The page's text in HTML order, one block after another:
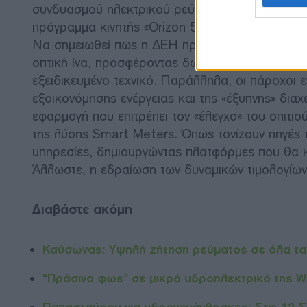
συνδυασμού ηλεκτρικού ρεύματος και κινητής
πρόγραμμα κινητής «Orizon 5GB» και το
Να σημειωθεί πως η ΔΕΗ προσφέρει τα
οπτική ίνα, προσφέροντας δωρεάν τέλος
εξειδικευμένο τεχνικό. Παράλληλα, οι
εξοικονόμησης ενέργειας και της «έξυπνης»
εφαρμογή που επιτρέπει τον «έλεγχο» του
της λύσης Smart Meters. Όπως τονίζουν πηγές
υπηρεσίες, δημιουργώντας πλατφόρμες που θα
Άλλωστε, η εδραίωση των δυναμικών τιμολογίων
Διαβάστε ακόμη
Καύσωνας: Υψηλή ζήτηση ρεύματος σε όλα τα
“Πράσινο φως” σε μικρό υδροηλεκτρικό της